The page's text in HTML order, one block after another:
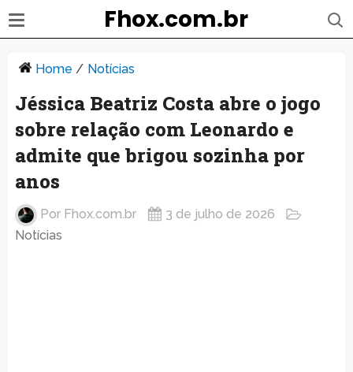
Fhox.com.br
Home / Notícias
Jéssica Beatriz Costa abre o jogo
sobre relação com Leonardo e
admite que brigou sozinha por
anos
Por Fhox.com.br
3 de julho de 2026
Notícias